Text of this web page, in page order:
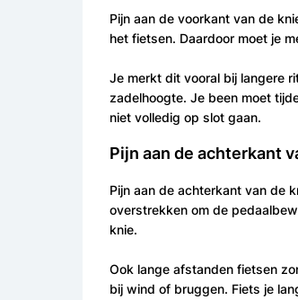
Pijn aan de voorkant van de
het fietsen. Daardoor moet je
Je merkt dit vooral bij langere
zadelhoogte. Je been moet
niet volledig op slot gaan.
Pijn aan de achterkant
Pijn aan de achterkant van de
overstrekken om de
knie.
Ook lange afstanden fietsen
bij wind of bruggen. Fiets je